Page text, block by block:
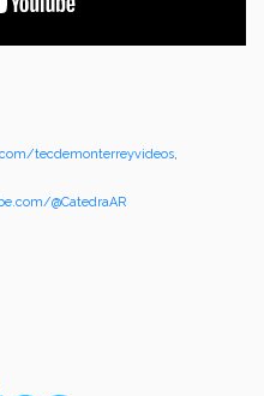
tecdemonterreyvideos,
@CatedraAR